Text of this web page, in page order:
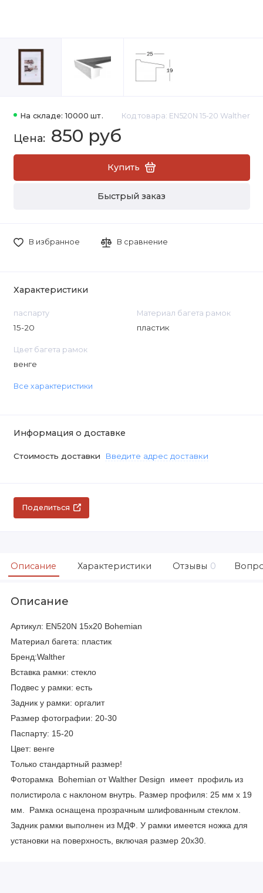
На складе: 10000 шт. Код товара: EN520N 15-20 Walther
850 руб
Купить
Быстрый заказ
В избранное В сравнение
Характеристики
паспарту
15-20
Материал багета рамок
пластик
Цвет багета рамок
венге
Все характеристики
Информация о доставке
Стоимость доставки Введите адрес доставки
Поделиться
Описание Характеристики Отзывы 0
Описание
Артикул: EN520N 15x20 Bohemian
Материал багета: пластик
Бренд:Walther
Вставка рамки: стекло
Подвес у рамки: есть
Задник у рамки: оргалит
Размер фотографии: 20-30
Паспарту: 15-20
Цвет: венге
Только стандартный размер!
Фоторамка Bohemian от Walther Design имеет профиль из
полистирола с наклоном внутрь. Размер профиля: 25 мм x 19
мм. Рамка оснащена прозрачным шлифованным стеклом.
Задник рамки выполнен из МДФ. У рамки имеется ножка для
установки на поверхность, включая размер 20х30.